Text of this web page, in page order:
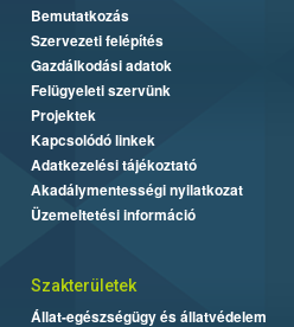
Bemutatkozás
Szervezeti felépítés
Gazdálkodási adatok
Felügyeleti szervünk
Projektek
Kapcsolódó linkek
Adatkezelési tájékoztató
Akadálymentességi nyilatkozat
Üzemeltetési információ
Szakterületek
Állat-egészségügy és állatvédelem